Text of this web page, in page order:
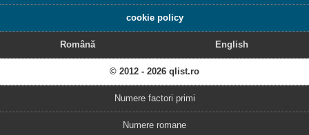
cookie policy
Română English
© 2012 - 2026 qlist.ro
Numere factori primi
Numere romane